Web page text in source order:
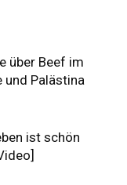
über Beef im
und Palästina
ist schön